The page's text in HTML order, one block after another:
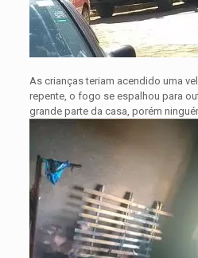
As crianças teriam acendido uma
repente, o fogo se espalhou para
grande parte da casa, porém